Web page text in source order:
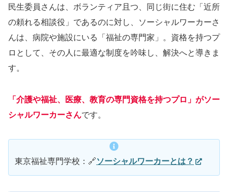
民生委員さんは、ボランティア且つ、同じ街に住む「近所
の頼れる相談役」であるのに対し、ソーシャルワーカーさ
んは、病院や施設にいる「福祉の専門家」。資格を持つプ
ロとして、その人に最適な制度を吟味し、解決へと導きま
す。
「介護や福祉、医療、教育の専門資格を持つプロ」がソー
シャルワーカーさんです。
東京福祉専門学校：🔗ソーシャルワーカーとは？